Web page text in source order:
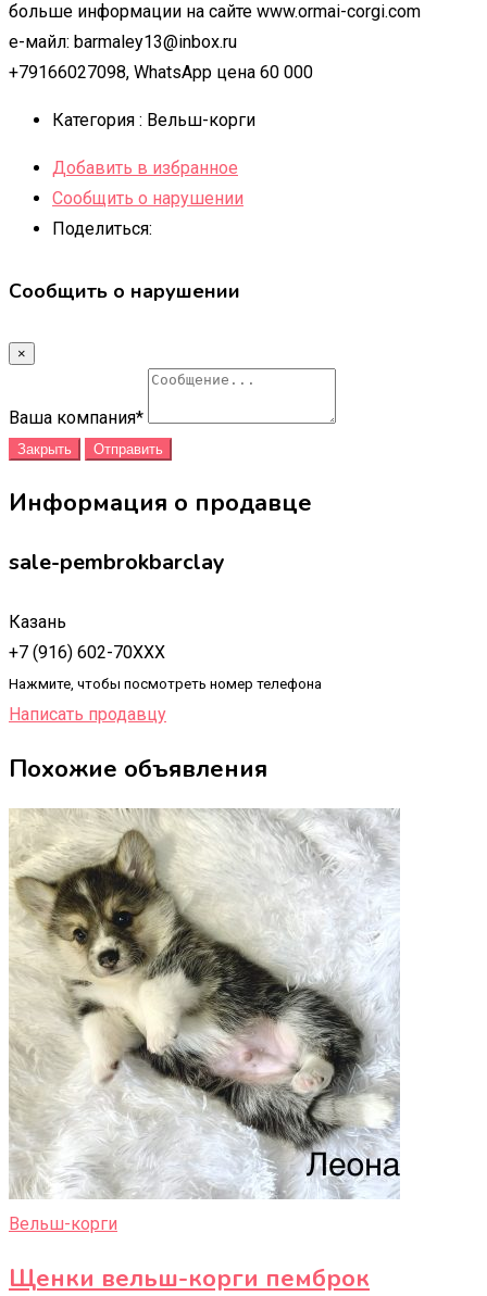
больше информации на сайте www.ormai-corgi.com
е-майл: barmaley13@inbox.ru
+79166027098, WhatsApp цена 60 000
Категория : Вельш-корги
Добавить в избранное
Сообщить о нарушении
Поделиться:
Сообщить о нарушении
×
Ваша компания*
Закрыть Отправить
Информация о продавце
sale-pembrokbarclay
Казань
+7 (916) 602-70XXX
Нажмите, чтобы посмотреть номер телефона
Написать продавцу
Похожие объявления
Вельш-корги
Щенки вельш-корги пемброк